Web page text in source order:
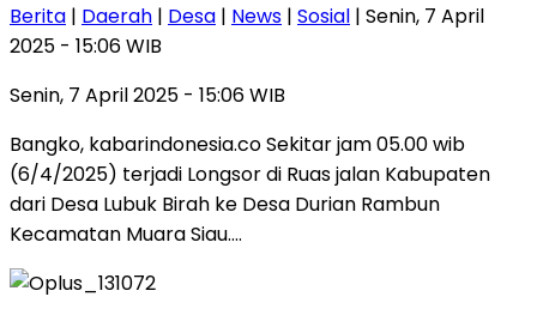
Berita | Daerah | Desa | News | Sosial | Senin, 7 April
2025 - 15:06 WIB
Senin, 7 April 2025 - 15:06 WIB
Bangko, kabarindonesia.co Sekitar jam 05.00 wib
(6/4/2025) terjadi Longsor di Ruas jalan Kabupaten
dari Desa Lubuk Birah ke Desa Durian Rambun
Kecamatan Muara Siau….